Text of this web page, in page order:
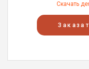
Скачать